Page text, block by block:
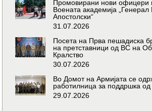
Промовирани нови офицери
Воената академија
Апостолски“
31.07.2026
Посета на Прва пешадиска
на претставници од ВС на
Кралство
30.07.2026
Во Домот на Армијата се
работилница за поддршка од
29.07.2026